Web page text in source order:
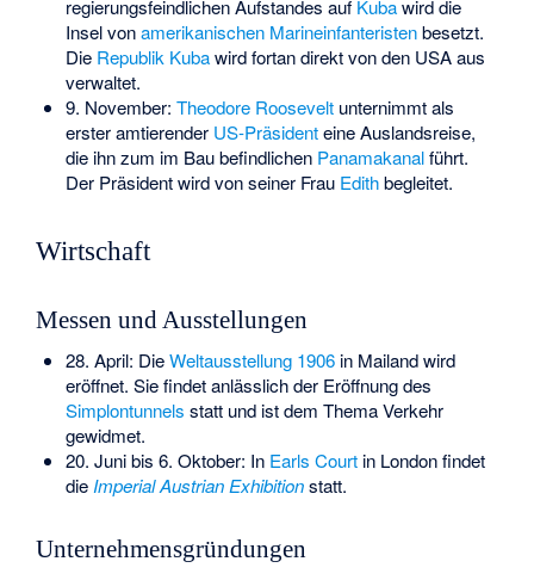
regierungsfeindlichen Aufstandes auf Kubawird die
Insel vonamerikanischen Marineinfanteristenbesetzt.
Die Republik Kubawird fortan direkt von den USA aus
verwaltet.
9. November: Theodore Rooseveltunternimmt als
erster amtierender US-Präsidenteine Auslandsreise,
die ihn zum im Bau befindlichen Panamakanalführt.
Der Präsident wird von seiner Frau Edithbegleitet.
Wirtschaft
Messen und Ausstellungen
28. April: DieWeltausstellung 1906in Mailand wird
eröffnet. Sie findet anlässlich der Eröffnung des
Simplontunnels statt und ist dem Thema Verkehr
gewidmet.
20. Juni bis 6. Oktober: In Earls Courtin London findet
dieImperial Austrian Exhibitionstatt.
Unternehmensgründungen